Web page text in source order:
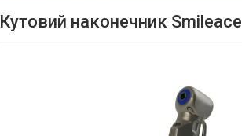
Кутовий наконечник Smileace